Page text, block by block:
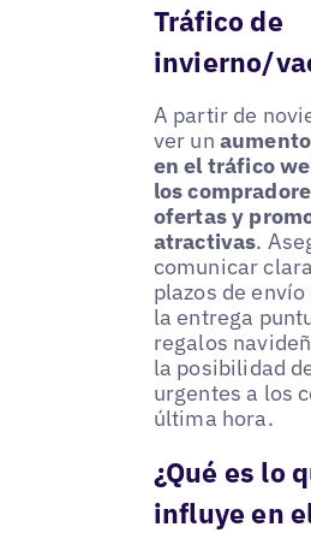
Tráfico de
invierno/
A partir de
ver un
en el tráfico
los
ofertas y
atractivas.
comunicar
plazos de
la entrega
regalos
la posibilidad
urgentes a los
última hora.
¿Qué es lo
influye en